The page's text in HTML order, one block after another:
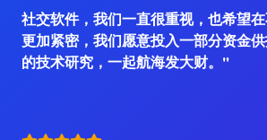
社交软件，我们一直很重视，也希望
更加紧密，我们愿意投入一部分资金
的技术研究，一起航海发大财。"